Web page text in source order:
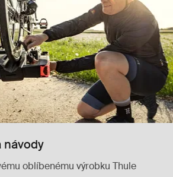
návody
oblíbenému výrobku Thule